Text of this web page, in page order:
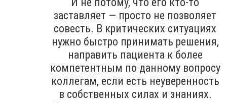
заставляет — просто не позволяет
совесть. В критических ситуациях
нужно быстро принимать решения,
направить пациента к более
компетентным по данному вопросу
коллегам, если есть неуверенность
в собственных силах и знаниях.